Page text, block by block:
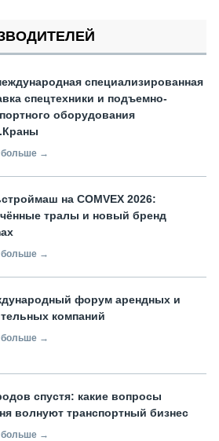
специализированная
спецтехники и подъемно-
оборудования
больше →
на COMVEX 2026:
тралы и новый бренд
больше →
форум арендных и
компаний
больше →
спустя: какие вопросы
волнуют транспортный бизнес
больше →